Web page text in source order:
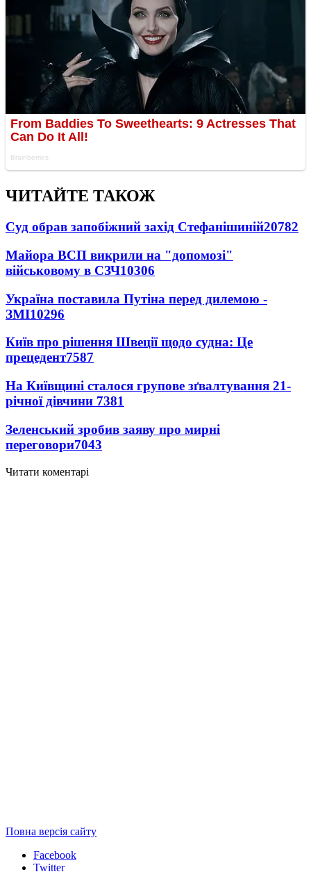
ЧИТАЙТЕ ТАКОЖ
Суд обрав запобіжний захід Стефанішиній20782
Майора ВСП викрили на "допомозі"
військовому в СЗЧ10306
Україна поставила Путіна перед дилемою -
ЗМІ10296
Київ про рішення Швеції щодо судна: Це
прецедент7587
На Київщині сталося групове зґвалтування 21-
річної дівчини 7381
Зеленський зробив заяву про мирні
переговори7043
Читати коментарі
Повна версія сайту
Facebook
Twitter